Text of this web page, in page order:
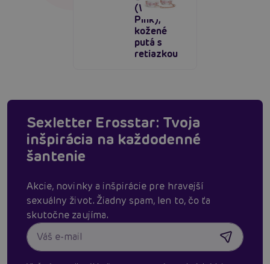
(White &
Pink),
kožené
putá s
retiazkou
Sexletter Erosstar: Tvoja
inšpirácia na každodenné
šantenie
Akcie, novinky a inšpirácie pre hravejší
sexuálny život. Žiadny spam, len to, čo ťa
skutočne zaujíma.